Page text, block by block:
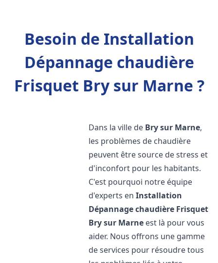
Besoin de Installation
Dépannage chaudière
Frisquet Bry sur Marne ?
Dans la ville de Bry sur Marne,
les problèmes de chaudière
peuvent être source de stress et
d'inconfort pour les habitants.
C'est pourquoi notre équipe
d'experts enInstallation
Dépannage chaudière Frisquet
Bry sur Marne est là pour vous
aider. Nous offrons une gamme
de services pour résoudre tous